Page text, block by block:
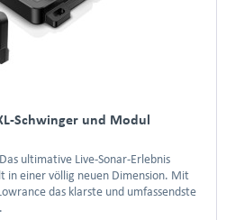
Schwinger und Modul
ultimative Live-Sonar-Erlebnis
in einer völlig neuen Dimension. Mit
das klarste und umfassendste